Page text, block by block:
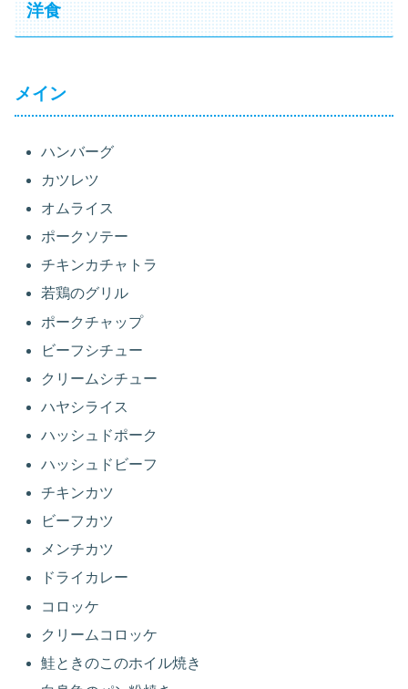
洋食
メイン
ハンバーグ
カツレツ
オムライス
ポークソテー
チキンカチャトラ
若鶏のグリル
ポークチャップ
ビーフシチュー
クリームシチュー
ハヤシライス
ハッシュドポーク
ハッシュドビーフ
チキンカツ
ビーフカツ
メンチカツ
ドライカレー
コロッケ
クリームコロッケ
鮭ときのこのホイル焼き